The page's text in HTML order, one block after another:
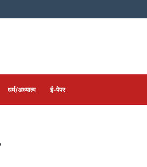
धर्म/अध्यात्म ई-पेपर